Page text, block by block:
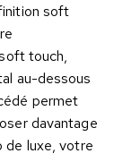
soft
touch,
au-dessous
permet
davantage
de luxe, votre